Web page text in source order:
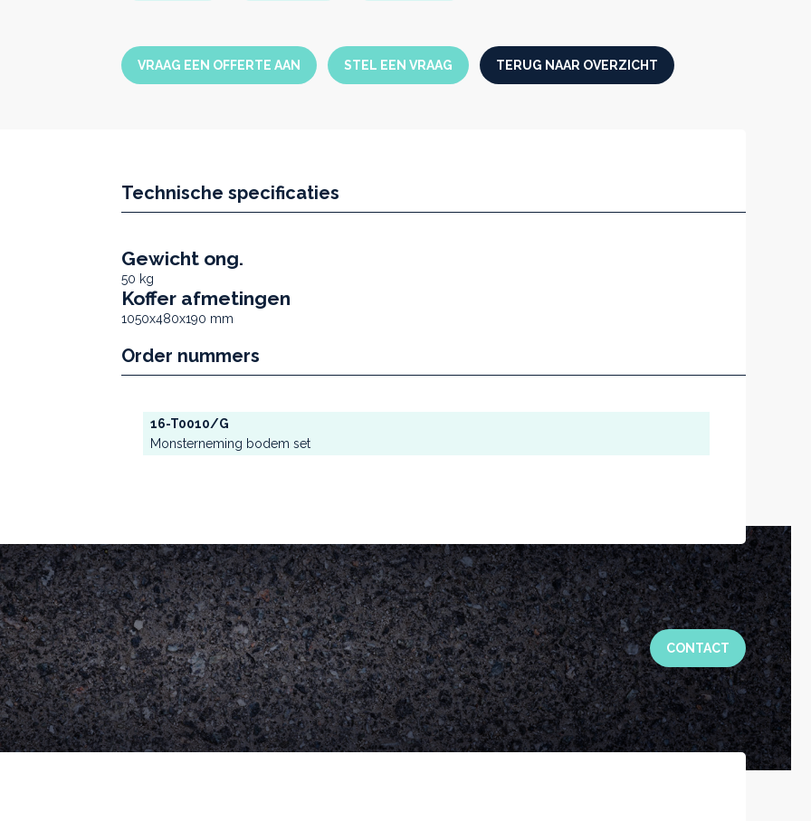
VRAAG EEN OFFERTE AAN STEL EEN VRAAG TERUG NAAR OVERZICHT
Technische specificaties
Gewicht ong.
50 kg
Koffer afmetingen
1050x480x190 mm
Order nummers
16-T0010/G
Monsterneming bodem set
CONTACT